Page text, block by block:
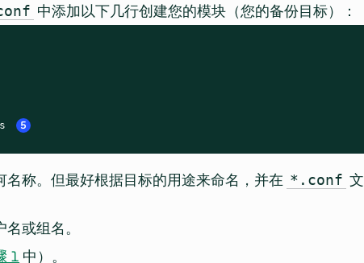
中添加以下几行创建您的模块（您的备份目标）：
5
称。但最好根据目标的用途来命名，并在 *.conf 文
或组名。
1 中）。